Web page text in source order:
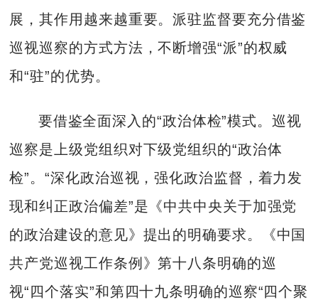
展，其作用越来越重要。派驻监督要充分借鉴
巡视巡察的方式方法，不断增强“派”的权威
和“驻”的优势。
要借鉴全面深入的“政治体检”模式。巡视
巡察是上级党组织对下级党组织的“政治体
检”。“深化政治巡视，强化政治监督，着力发
现和纠正政治偏差”是《中共中央关于加强党
的政治建设的意见》提出的明确要求。《中国
共产党巡视工作条例》第十八条明确的巡
视“四个落实”和第四十九条明确的巡察“四个聚